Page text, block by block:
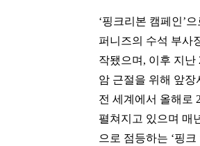
‘핑크리본 캠페인’
퍼니즈의 수석 부사
작됐으며, 이후 지
암 근절을 위해 앞
전 세계에서 올해로
펼쳐지고 있으며 매
으로 점등하는 ‘핑